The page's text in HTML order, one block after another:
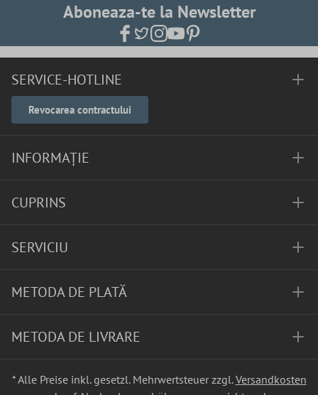
Aboneaza-te la Newsletter
SERVICE-HOTLINE
Revocarea contractului
INFORMAȚIE
CUPRINS
SERVICIU
METODA DE PLATĂ
METODA DE LIVRARE
* Alle Preise inkl. gesetzl. Mehrwertsteuer zzgl.Versandkosten